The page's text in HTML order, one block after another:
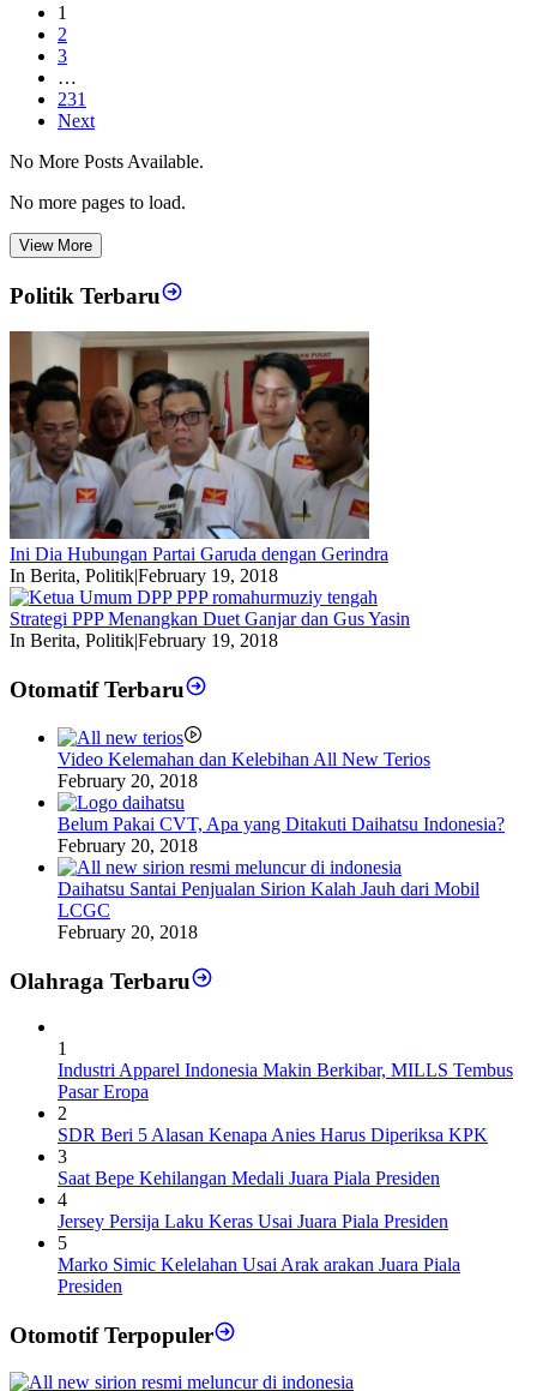
1
2
3
…
231
Next
No More Posts Available.
No more pages to load.
View More
Politik Terbaru
Ini Dia Hubungan Partai Garuda dengan Gerindra
In Berita, Politik|February 19, 2018
Strategi PPP Menangkan Duet Ganjar dan Gus Yasin
In Berita, Politik|February 19, 2018
Otomatif Terbaru
Video Kelemahan dan Kelebihan All New Terios
February 20, 2018
Belum Pakai CVT, Apa yang Ditakuti Daihatsu Indonesia?
February 20, 2018
Daihatsu Santai Penjualan Sirion Kalah Jauh dari Mobil
LCGC
February 20, 2018
Olahraga Terbaru
1
Industri Apparel Indonesia Makin Berkibar, MILLS Tembus
Pasar Eropa
2
SDR Beri 5 Alasan Kenapa Anies Harus Diperiksa KPK
3
Saat Bepe Kehilangan Medali Juara Piala Presiden
4
Jersey Persija Laku Keras Usai Juara Piala Presiden
5
Marko Simic Kelelahan Usai Arak arakan Juara Piala
Presiden
Otomotif Terpopuler